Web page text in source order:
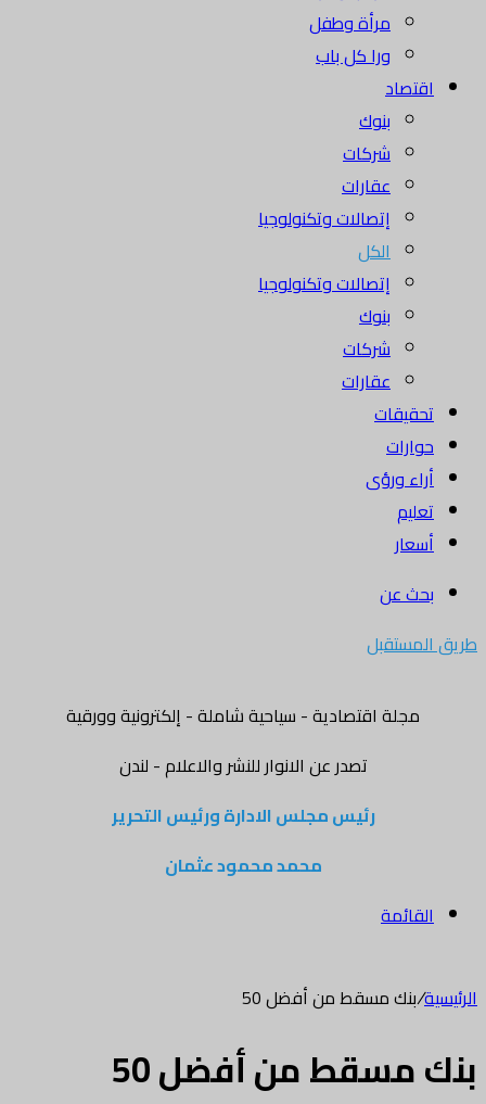
مرأة وطفل
ورا كل باب
اقتصاد
بنوك
شركات
عقارات
إتصالات وتكنولوجيا
الكل
إتصالات وتكنولوجيا
بنوك
شركات
عقارات
تحقيقات
حوارات
أراء ورؤى
تعليم
أسعار
بحث عن
طريق المستقبل
مجلة اقتصادية - سياحية شاملة - إلكترونية وورقية
تصدر عن الانوار للنشر والاعلام - لندن
رئيس مجلس الادارة ورئيس التحرير
محمد محمود عثمان
القائمة
الرئيسية/بنك مسقط من أفضل 50
بنك مسقط من أفضل 50